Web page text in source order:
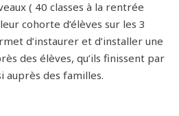
( 40 classes à la rentrée
cohorte d’élèves sur les 3
d’instaurer et d’installer une
des élèves, qu’ils finissent par
auprès des familles.